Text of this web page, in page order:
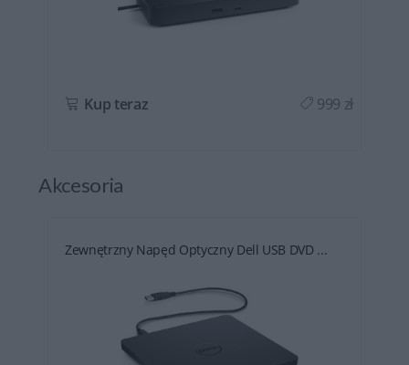
Kup teraz 999 zł
Akcesoria
Zewnętrzny Napęd Optyczny Dell USB DVD ...